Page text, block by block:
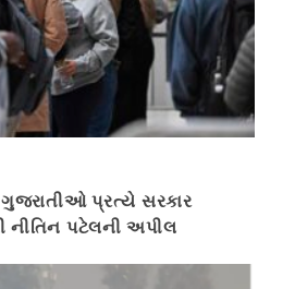
ગુજરાતીઓ પ્રત્યે સરકાર
નીતિન પટેલની અપીલ